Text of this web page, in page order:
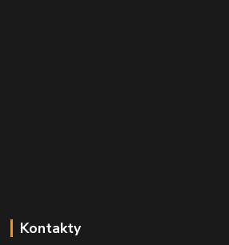
Kontakty